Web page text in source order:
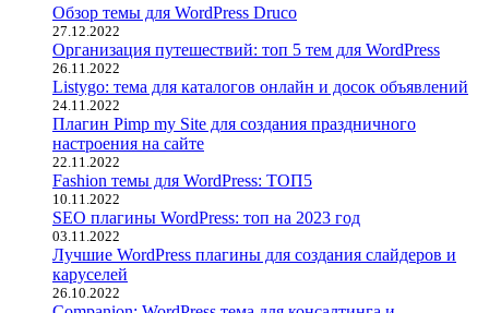
Обзор темы для WordPress Druco
27.12.2022
Организация путешествий: топ 5 тем для WordPress
26.11.2022
Listygo: тема для каталогов онлайн и досок объявлений
24.11.2022
Плагин Pimp my Site для создания праздничного
настроения на сайте
22.11.2022
Fashion темы для WordPress: ТОП5
10.11.2022
SEO плагины WordPress: топ на 2023 год
03.11.2022
Лучшие WordPress плагины для создания слайдеров и
каруселей
26.10.2022